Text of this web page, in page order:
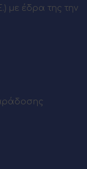
με έδρα της την